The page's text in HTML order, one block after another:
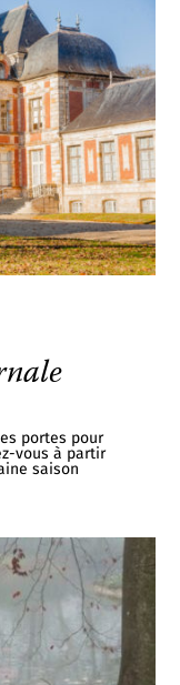
portes pour
vous à partir
saison